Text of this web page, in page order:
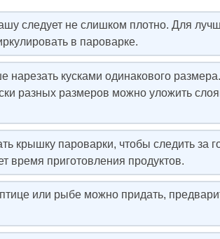
следует не слишком плотно. Для
в пароварке.
кусками одинакового
разных размеров можно уложить
крышку пароварки, чтобы следить за
время приготовления продуктов.
или рыбе можно придать,